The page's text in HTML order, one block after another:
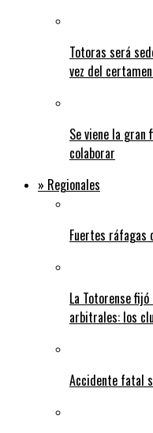
Totoras será
vez del
Se viene la gran
colaborar
» Regionales
Fuertes
La Totorense
arbitrales: los
Accidente fatal